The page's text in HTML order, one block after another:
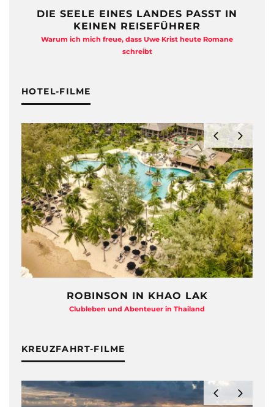
PASST IN
heute Romane
FREIHEIT AUF ZWÖLF
QUADRATMETERN
Anja Kocherscheidts „Lasterleben“ ist kein
HOTEL-FILME
HAYMAN ISLAND –
Beton-Beauty am Barrier Reef
KREUZFAHRT-FILME